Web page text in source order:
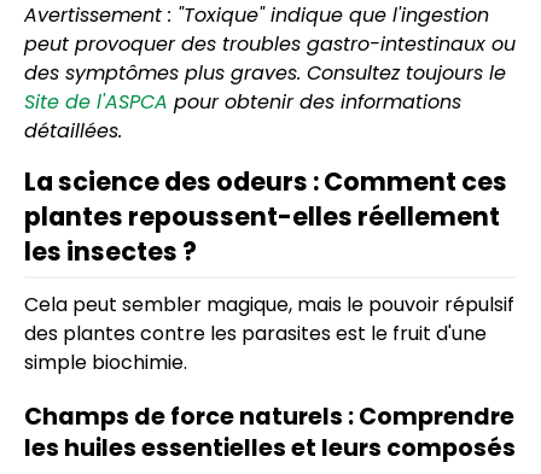
Avertissement : "Toxique" indique que l'ingestion
peut provoquer des troubles gastro-intestinaux ou
des symptômes plus graves. Consultez toujours le
Site de l'ASPCA pour obtenir des informations
détaillées.
La science des odeurs : Comment ces
plantes repoussent-elles réellement
les insectes ?
Cela peut sembler magique, mais le pouvoir répulsif
des plantes contre les parasites est le fruit d'une
simple biochimie.
Champs de force naturels : Comprendre
les huiles essentielles et leurs composés